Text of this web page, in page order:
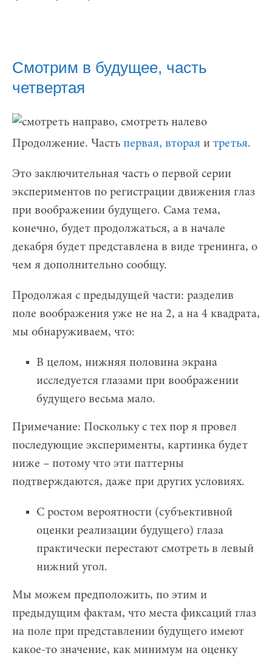
Смотрим в будущее, часть
четвертая
Продолжение. Часть первая, вторая и третья.
Это заключительная часть о первой серии
экспериментов по регистрации движения глаз
при воображении будущего. Сама тема,
конечно, будет продолжаться, а в начале
декабря будет представлена в виде тренинга, о
чем я дополнительно сообщу.
Продолжая с предыдущей части: разделив
поле воображения уже не на 2, а на 4 квадрата,
мы обнаруживаем, что:
В целом, нижняя половина экрана
исследуется глазами при воображении
будущего весьма мало.
Примечание: Поскольку с тех пор я провел
последующие эксперименты, картинка будет
ниже – потому что эти паттерны
подтверждаются, даже при других условиях.
С ростом вероятности (субъективной
оценки реализации будущего) глаза
практически перестают смотреть в левый
нижний угол.
Мы можем предположить, по этим и
предыдущим фактам, что места фиксаций глаз
на поле при представлении будущего имеют
какое-то значение, как минимум на оценку